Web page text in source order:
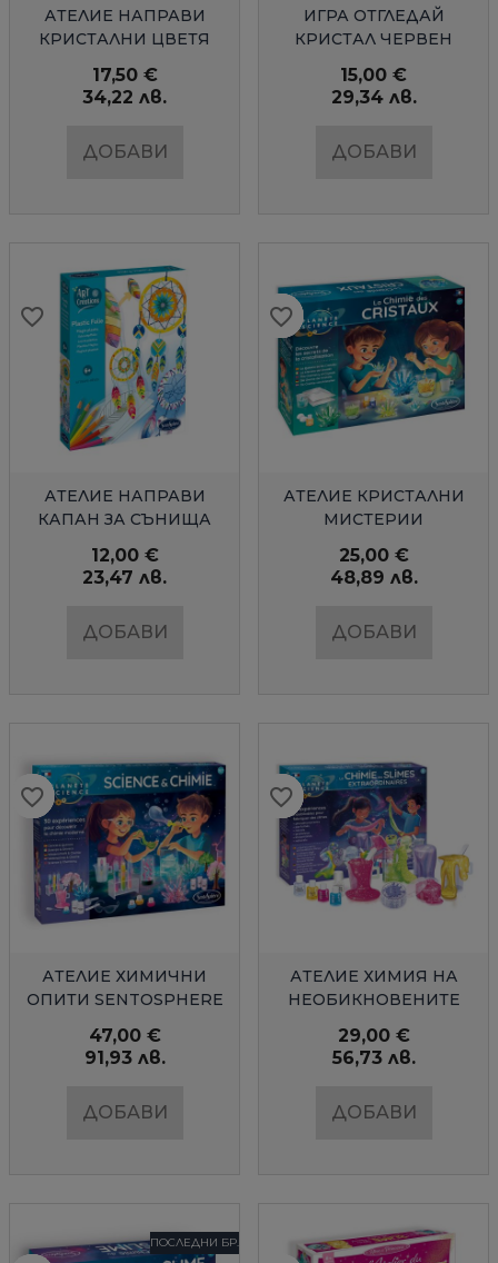
БЪРЗ ПРЕГЛЕД
АТЕЛИЕ НАПРАВИ
КРИСТАЛНИ ЦВЕТЯ
17,50 €
34,22 лв.
ДОБАВИ
БЪРЗ ПРЕГЛЕД
ИГРА ОТГЛЕДАЙ
КРИСТАЛ ЧЕРВЕН
15,00 €
29,34 лв.
ДОБАВИ
БЪРЗ ПРЕГЛЕД
АТЕЛИЕ НАПРАВИ
КАПАН ЗА СЪНИЩА
12,00 €
23,47 лв.
ДОБАВИ
favorite_border
favorite_border
favorite_border
favorite_border
favorite_border
БЪРЗ ПРЕГЛЕД
АТЕЛИЕ КРИСТАЛНИ
МИСТЕРИИ
25,00 €
48,89 лв.
ДОБАВИ
favorite_border
favorite_border
favorite_border
favorite_border
favorite_border
БЪРЗ ПРЕГЛЕД
АТЕЛИЕ ХИМИЧНИ
ОПИТИ SENTOSPHERE
47,00 €
91,93 лв.
ДОБАВИ
favorite_border
favorite_border
favorite_border
favorite_border
favorite_border
БЪРЗ ПРЕГЛЕД
АТЕЛИЕ ХИМИЯ НА
НЕОБИКНОВЕНИТЕ
29,00 €
56,73 лв.
ДОБАВИ
favorite_border
favorite_border
favorite_border
favorite_border
favorite_border
ПОСЛЕДНИ БР.